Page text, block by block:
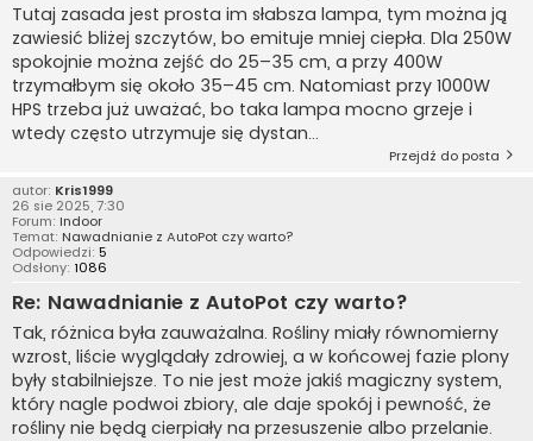
Tutaj zasada jest prosta im słabsza lampa, tym można ją
zawiesić bliżej szczytów, bo emituje mniej ciepła. Dla 250W
spokojnie można zejść do 25–35 cm, a przy 400W
trzymałbym się około 35–45 cm. Natomiast przy 1000W
HPS trzeba już uważać, bo taka lampa mocno grzeje i
wtedy często utrzymuje się dystan...
Przejdź do posta
autor: Kris1999
26 sie 2025, 7:30
Forum: Indoor
Temat: Nawadnianie z AutoPot czy warto?
Odpowiedzi: 5
Odsłony: 1086
Re: Nawadnianie z AutoPot czy warto?
Tak, różnica była zauważalna. Rośliny miały równomierny
wzrost, liście wyglądały zdrowiej, a w końcowej fazie plony
były stabilniejsze. To nie jest może jakiś magiczny system,
który nagle podwoi zbiory, ale daje spokój i pewność, że
rośliny nie będą cierpiały na przesuszenie albo przelanie.